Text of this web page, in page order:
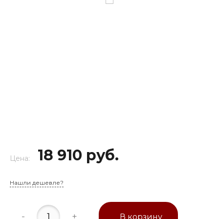
Цена: 18 910 руб.
Нашли дешевле?
- + В корзину